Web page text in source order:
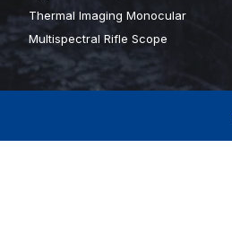
Thermal Imaging Monocular
Multispectral Rifle Scope